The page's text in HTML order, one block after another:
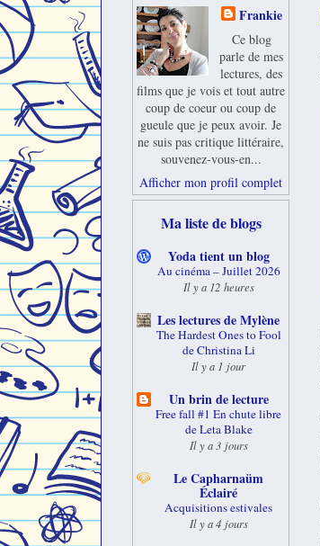
Frankie
Ce blog
parle de mes
lectures, des
films que je vois et tout autre
coup de coeur ou coup de
gueule que je peux avoir. Je
ne suis pas critique littéraire,
souvenez-vous-en...
Afficher mon profil complet
Ma liste de blogs
Yoda tient un blog
Au cinéma – Juillet 2026
Il y a 12 heures
Les lectures de Mylène
The Hardest Ones to Fool
de Christina Li
Il y a 1 jour
Un brin de lecture
Free fall #1 En chute libre
de Leta Blake
Il y a 3 jours
Le Capharnaüm
Éclairé
Acquisitions estivales
Il y a 4 jours